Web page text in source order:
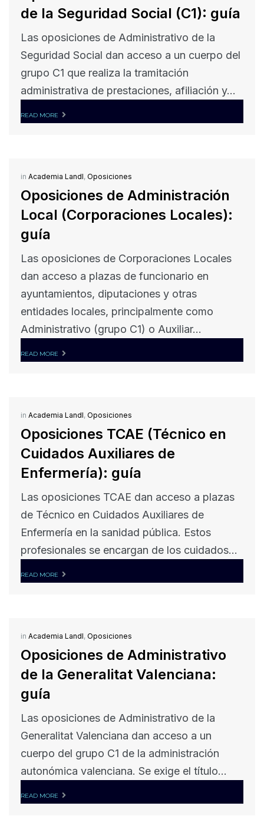
de la Seguridad Social (C1): guía
Las oposiciones de Administrativo de la
Seguridad Social dan acceso a un cuerpo del
grupo C1 que realiza la tramitación
administrativa de prestaciones, afiliación y...
READ MORE
in Academia Landl, Oposiciones
Oposiciones de Administración
Local (Corporaciones Locales):
guía
Las oposiciones de Corporaciones Locales
dan acceso a plazas de funcionario en
ayuntamientos, diputaciones y otras
entidades locales, principalmente como
Administrativo (grupo C1) o Auxiliar...
READ MORE
in Academia Landl, Oposiciones
Oposiciones TCAE (Técnico en
Cuidados Auxiliares de
Enfermería): guía
Las oposiciones TCAE dan acceso a plazas
de Técnico en Cuidados Auxiliares de
Enfermería en la sanidad pública. Estos
profesionales se encargan de los cuidados...
READ MORE
in Academia Landl, Oposiciones
Oposiciones de Administrativo
de la Generalitat Valenciana:
guía
Las oposiciones de Administrativo de la
Generalitat Valenciana dan acceso a un
cuerpo del grupo C1 de la administración
autonómica valenciana. Se exige el título...
READ MORE